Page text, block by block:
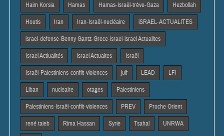
Haim Korsia Hamas Hamas-Israël-trêve-Gaza Hezbollah
Houtis Iran Iran-Israël-nucléaire iSRAEL-ACTUALITES
israel-defense-Benny Gantz-Grece-israel-israel Actualites
Israel Actiualités Israel Actuaites Israël
Israël-Palestiniens-conflit-violences juif LEAD LFI
Liban nucleaire otages Palestiniens
Palestiniens-Israël-conflit-violences PREV Proche Orient
rené taieb Rima Hassan Syrie Tsahal UNRWA